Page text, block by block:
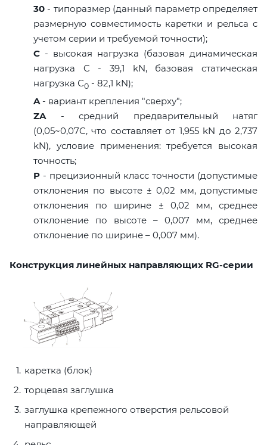
30 - типоразмер (данный параметр определяет
размерную совместимость каретки и рельса с
учетом серии и требуемой точности);
C - высокая нагрузка (базовая динамическая
нагрузка C - 39,1 kN, базовая статическая
нагрузка С0 - 82,1 kN);
A- вариант крепления "сверху";
ZA- средний предварительный натяг
(0,05~0,07C, что составляет от 1,955 kN до 2,737
kN), условие применения: требуется высокая
точность;
P - прецизионный класс точности (допустимые
отклонения по высоте ± 0,02 мм, допустимые
отклонения по ширине ± 0,02 мм, среднее
отклонение по высоте – 0,007 мм, среднее
отклонение по ширине – 0,007 мм).
Конструкция линейных направляющих RG-серии
каретка (блок)
торцевая заглушка
заглушка крепежного отверстия рельсовой
направляющей